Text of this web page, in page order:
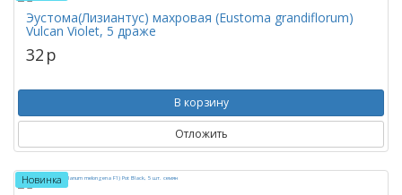
Эустома(Лизиантус) махровая (Eustoma grandiflorum)
Vulcan Violet, 5 драже
32 p
В корзину
Отложить
Новинка